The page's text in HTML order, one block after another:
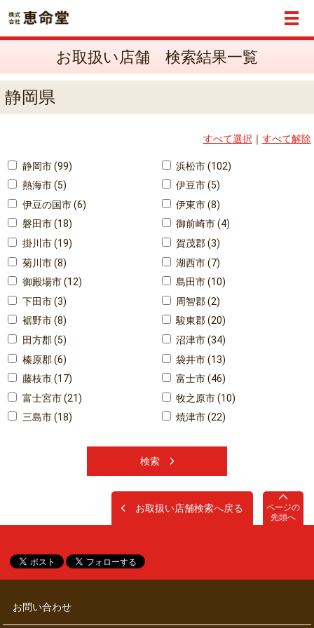
メ
お取扱い店舗 検索結果一覧
静岡県
すべて選択 ｜ すべて解除
静岡市 (99)
浜松市 (102)
熱海市 (5)
伊豆市 (5)
伊豆の国市 (6)
伊東市 (8)
磐田市 (18)
御前崎市 (4)
掛川市 (19)
賀茂郡 (3)
菊川市 (8)
湖西市 (7)
御殿場市 (12)
島田市 (10)
下田市 (3)
周智郡 (2)
裾野市 (8)
駿東郡 (20)
田方郡 (5)
沼津市 (34)
榛原郡 (6)
袋井市 (13)
藤枝市 (17)
富士市 (46)
富士宮市 (21)
牧之原市 (10)
三島市 (18)
焼津市 (22)
検索
お問い合わせ
ページの
先頭へ
お取扱い店舗検索へ戻る